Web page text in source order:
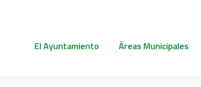
El Ayuntamiento Áreas Municipales